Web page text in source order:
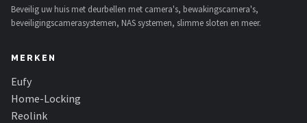
Foscam
Smartwares
ieGeek
Beveilig uw huis met deurbellen met camera's, bewakingscamera's,
beveiligingscamerasystemen, NAS systemen, slimme sloten en meer.
MERKEN
Eufy
Home-Locking
Reolink